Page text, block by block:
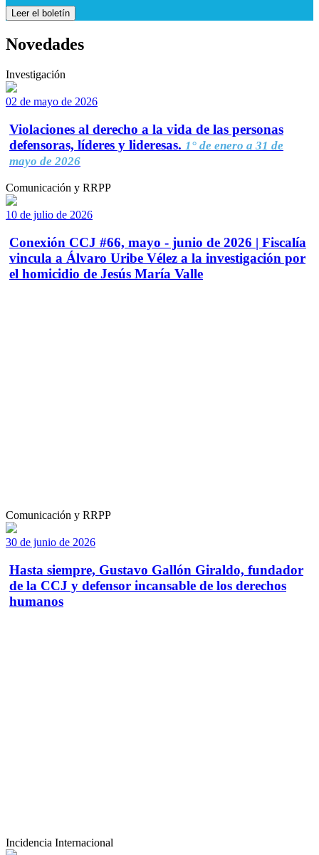
Leer el boletín
Novedades
Investigación
02 de mayo de 2026
Violaciones al derecho a la vida de las personas
defensoras, líderes y lideresas. 1° de enero a 31 de
mayo de 2026
Comunicación y RRPP
10 de julio de 2026
Conexión CCJ #66, mayo - junio de 2026 | Fiscalía
vincula a Álvaro Uribe Vélez a la investigación por
el homicidio de Jesús María Valle
Comunicación y RRPP
30 de junio de 2026
Hasta siempre, Gustavo Gallón Giraldo, fundador
de la CCJ y defensor incansable de los derechos
humanos
Incidencia Internacional